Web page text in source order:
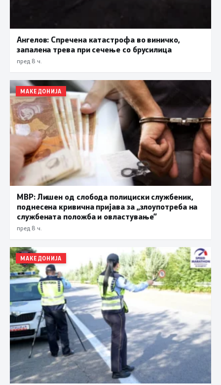
Ангелов: Спречена катастрофа во виничко,
запалена трева при сечење со брусилица
пред 8 ч.
МАКЕДОНИЈА
МВР: Лишен од слобода полициски службеник,
поднесена кривична пријава за „злоупотреба на
службената положба и овластување”
пред 8 ч.
МАКЕДОНИЈА